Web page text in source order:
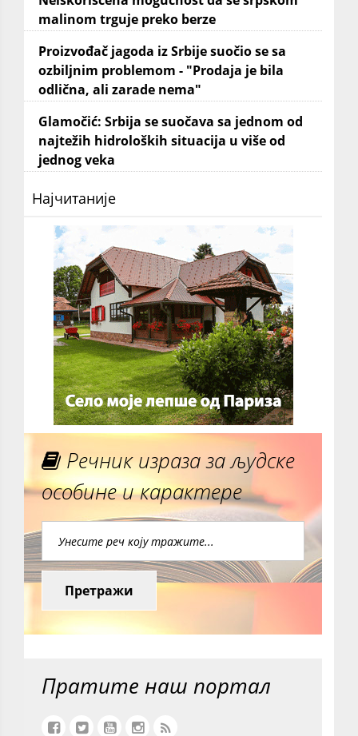
malinom trguje preko berze
Proizvođač jagoda iz Srbije suočio se sa
ozbiljnim problemom - "Prodaja je bila
odlična, ali zarade nema"
Glamočić: Srbija se suočava sa jednom od
najtežih hidroloških situacija u više od
jednog veka
Најчитаније
Речник израза за људске
особине и карактере
Претражи
Пратите наш портал